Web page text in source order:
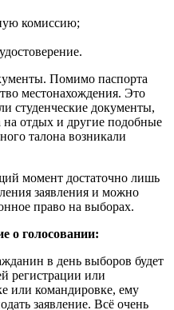
комиссию;
Помимо паспорта
местонахождения. Это
студенческие документы,
на отдых и другие подобные
талона возникали
момент достаточно лишь
заявления и можно
право на выборах.
о голосовании:
в день выборов будет
регистрации или
или командировке, ему
заявление. Всё очень